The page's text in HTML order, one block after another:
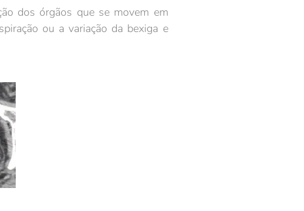
dos órgãos que se movem em
ou a variação da bexiga e